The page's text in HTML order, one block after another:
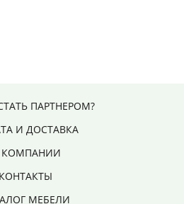
ПАРТНЕРОМ?
И ДОСТАВКА
КОНТАКТЫ
МЕБЕЛИ